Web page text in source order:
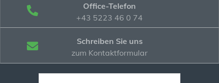
Office-Telefon
+43 5223 46 0 74
Schreiben Sie uns
zum Kontaktformular